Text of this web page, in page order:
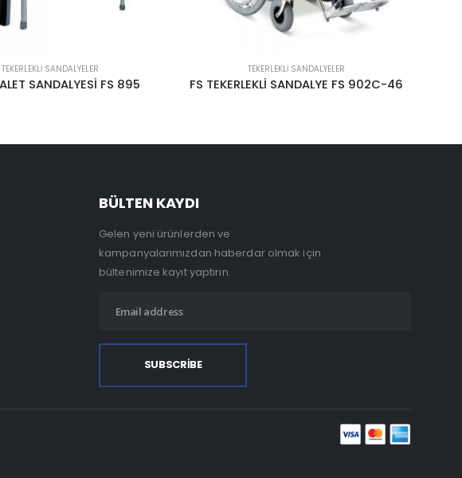
TEKERLEKLI SANDALYELER
SANDALYE FS 902C-46
TEKERLEKLI SANDALYELER
FS 959LQ TEKERLEKLİ SANDALYE
BÜLTEN KAYDI
Gelen yeni ürünlerden ve
kampanyalarımızdan haberdar olmak için
bültenimize kayıt yaptırın.